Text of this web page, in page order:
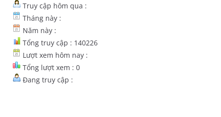
Truy cập hôm qua :
Tháng này :
Năm này :
Tổng truy cập : 140226
Lượt xem hôm nay :
Tổng lượt xem : 0
Đang truy cập :